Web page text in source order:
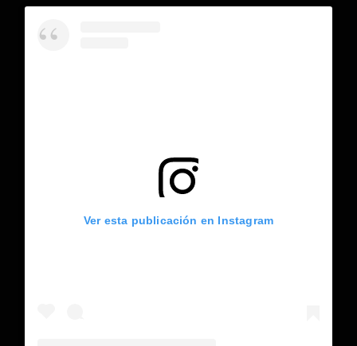
Ver esta publicación en Instagram